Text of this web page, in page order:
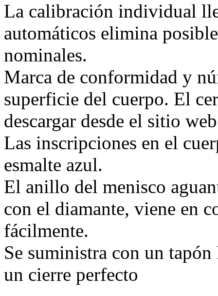
La calibración individual
automáticos elimina
nominales.
Marca de conformidad y
superficie del cuerpo. El
descargar desde el sitio
Las inscripciones en el
esmalte azul.
El anillo del menisco
con el diamante, viene en
fácilmente.
Se suministra con un tapón
un cierre perfecto